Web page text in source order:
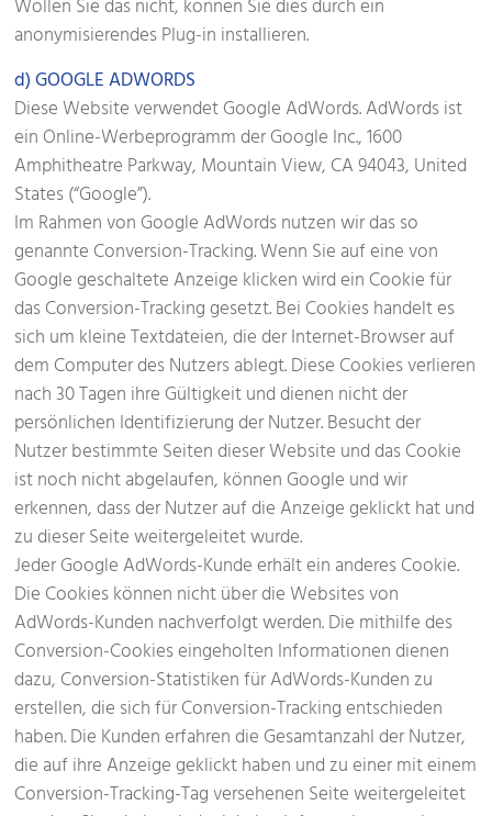
Wollen Sie das nicht, können Sie dies durch ein
anonymisierendes Plug-in installieren.
d) GOOGLE ADWORDS
Diese Website verwendet Google AdWords. AdWords ist
ein Online-Werbeprogramm der Google Inc., 1600
Amphitheatre Parkway, Mountain View, CA 94043, United
States (“Google”).
Im Rahmen von Google AdWords nutzen wir das so
genannte Conversion-Tracking. Wenn Sie auf eine von
Google geschaltete Anzeige klicken wird ein Cookie für
das Conversion-Tracking gesetzt. Bei Cookies handelt es
sich um kleine Textdateien, die der Internet-Browser auf
dem Computer des Nutzers ablegt. Diese Cookies verlieren
nach 30 Tagen ihre Gültigkeit und dienen nicht der
persönlichen Identifizierung der Nutzer. Besucht der
Nutzer bestimmte Seiten dieser Website und das Cookie
ist noch nicht abgelaufen, können Google und wir
erkennen, dass der Nutzer auf die Anzeige geklickt hat und
zu dieser Seite weitergeleitet wurde.
Jeder Google AdWords-Kunde erhält ein anderes Cookie.
Die Cookies können nicht über die Websites von
AdWords-Kunden nachverfolgt werden. Die mithilfe des
Conversion-Cookies eingeholten Informationen dienen
dazu, Conversion-Statistiken für AdWords-Kunden zu
erstellen, die sich für Conversion-Tracking entschieden
haben. Die Kunden erfahren die Gesamtanzahl der Nutzer,
die auf ihre Anzeige geklickt haben und zu einer mit einem
Conversion-Tracking-Tag versehenen Seite weitergeleitet